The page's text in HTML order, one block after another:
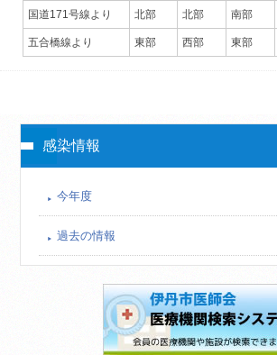
国道171号線より 北部 北部 南部
五合橋線より 東部 西部 東部
感染情報
今年度
過去の情報